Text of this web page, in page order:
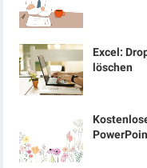
Excel:
löschen